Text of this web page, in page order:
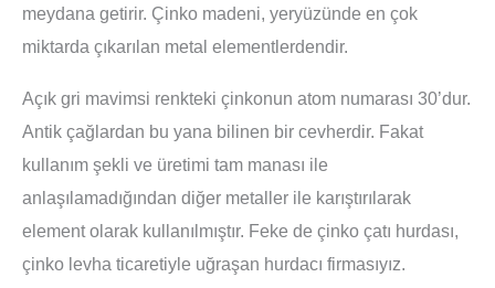
meydana getirir. Çinko madeni, yeryüzünde en çok
miktarda çıkarılan metal elementlerdendir.
Açık gri mavimsi renkteki çinkonun atom numarası 30’dur.
Antik çağlardan bu yana bilinen bir cevherdir. Fakat
kullanım şekli ve üretimi tam manası ile
anlaşılamadığından diğer metaller ile karıştırılarak
element olarak kullanılmıştır. Feke de çinko çatı hurdası,
çinko levha ticaretiyle uğraşan hurdacı firmasıyız.